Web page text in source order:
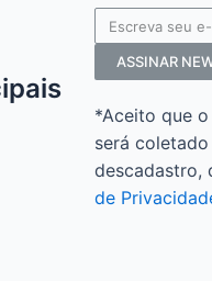
ASSINAR
*Aceito que
será
descadastro,
de